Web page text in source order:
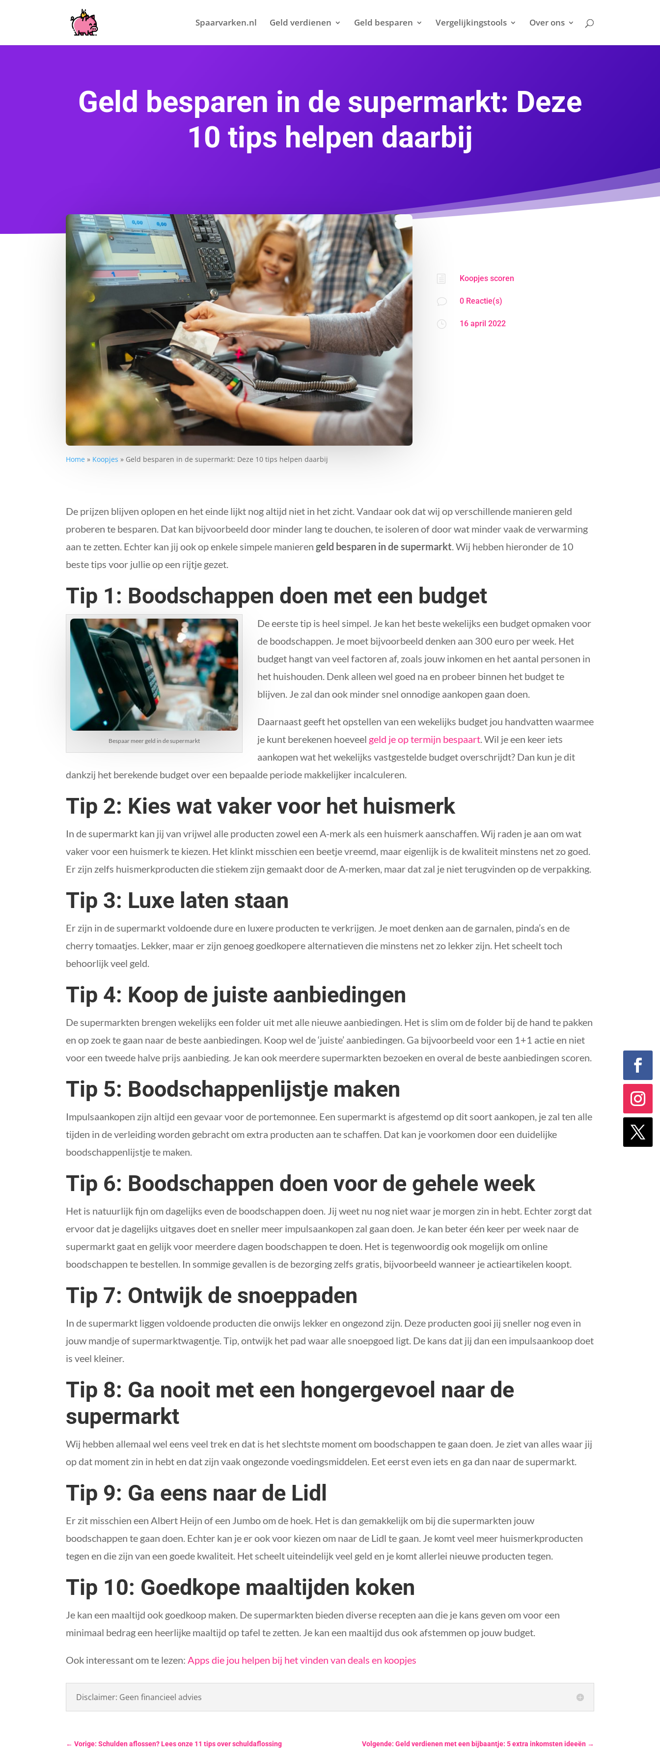
Spaarvarken.nl Geld verdienen Geld besparen Vergelijkingstools Over ons
Geld besparen in de supermarkt: Deze
10 tips helpen daarbij
Home » Koopjes » Geld besparen in de supermarkt: Deze 10 tips helpen daarbij
h Koopjes scoren
v 0 Reactie(s)
} 16 april 2022
De prijzen blijven oplopen en het einde lijkt nog altijd niet in het zicht. Vandaar ook dat wij op verschillende manieren geld
proberen te besparen. Dat kan bijvoorbeeld door minder lang te douchen, te isoleren of door wat minder vaak de verwarming
aan te zetten. Echter kan jij ook op enkele simpele manierengeld besparen in de supermarkt. Wij hebben hieronder de 10
beste tips voor jullie op een rijtje gezet.
Tip 1: Boodschappen doen met een budget
Bespaar meer geld in de supermarkt
De eerste tip is heel simpel. Je kan het beste wekelijks een budget opmaken voor
de boodschappen. Je moet bijvoorbeeld denken aan 300 euro per week. Het
budget hangt van veel factoren af, zoals jouw inkomen en het aantal personen in
het huishouden. Denk alleen wel goed na en probeer binnen het budget te
blijven. Je zal dan ook minder snel onnodige aankopen gaan doen.
Daarnaast geeft het opstellen van een wekelijks budget jou handvatten waarmee
je kunt berekenen hoeveel geld je op termijn bespaart. Wil je een keer iets
aankopen wat het wekelijks vastgestelde budget overschrijdt? Dan kun je dit
dankzij het berekende budget over een bepaalde periode makkelijker incalculeren.
Tip 2: Kies wat vaker voor het huismerk
In de supermarkt kan jij van vrijwel alle producten zowel een A-merk als een huismerk aanschaffen. Wij raden je aan om wat
vaker voor een huismerk te kiezen. Het klinkt misschien een beetje vreemd, maar eigenlijk is de kwaliteit minstens net zo goed.
Er zijn zelfs huismerkproducten die stiekem zijn gemaakt door de A-merken, maar dat zal je niet terugvinden op de verpakking.
Tip 3: Luxe laten staan
Er zijn in de supermarkt voldoende dure en luxere producten te verkrijgen. Je moet denken aan de garnalen, pinda’s en de
cherry tomaatjes. Lekker, maar er zijn genoeg goedkopere alternatieven die minstens net zo lekker zijn. Het scheelt toch
behoorlijk veel geld.
Tip 4: Koop de juiste aanbiedingen
De supermarkten brengen wekelijks een folder uit met alle nieuwe aanbiedingen. Het is slim om de folder bij de hand te pakken
en op zoek te gaan naar de beste aanbiedingen. Koop wel de ‘juiste’ aanbiedingen. Ga bijvoorbeeld voor een 1+1 actie en niet
voor een tweede halve prijs aanbieding. Je kan ook meerdere supermarkten bezoeken en overal de beste aanbiedingen scoren.
Tip 5: Boodschappenlijstje maken
Impulsaankopen zijn altijd een gevaar voor de portemonnee. Een supermarkt is afgestemd op dit soort aankopen, je zal ten alle
tijden in de verleiding worden gebracht om extra producten aan te schaffen. Dat kan je voorkomen door een duidelijke
boodschappenlijstje te maken.
Tip 6: Boodschappen doen voor de gehele week
Het is natuurlijk fijn om dagelijks even de boodschappen doen. Jij weet nu nog niet waar je morgen zin in hebt. Echter zorgt dat
ervoor dat je dagelijks uitgaves doet en sneller meer impulsaankopen zal gaan doen. Je kan beter één keer per week naar de
supermarkt gaat en gelijk voor meerdere dagen boodschappen te doen. Het is tegenwoordig ook mogelijk om online
boodschappen te bestellen. In sommige gevallen is de bezorging zelfs gratis, bijvoorbeeld wanneer je actieartikelen koopt.
Tip 7: Ontwijk de snoeppaden
In de supermarkt liggen voldoende producten die onwijs lekker en ongezond zijn. Deze producten gooi jij sneller nog even in
jouw mandje of supermarktwagentje. Tip, ontwijk het pad waar alle snoepgoed ligt. De kans dat jij dan een impulsaankoop doet
is veel kleiner.
Tip 8: Ga nooit met een hongergevoel naar de
supermarkt
Wij hebben allemaal wel eens veel trek en dat is het slechtste moment om boodschappen te gaan doen. Je ziet van alles waar jij
op dat moment zin in hebt en dat zijn vaak ongezonde voedingsmiddelen. Eet eerst even iets en ga dan naar de supermarkt.
Tip 9: Ga eens naar de Lidl
Er zit misschien een Albert Heijn of een Jumbo om de hoek. Het is dan gemakkelijk om bij die supermarkten jouw
boodschappen te gaan doen. Echter kan je er ook voor kiezen om naar de Lidl te gaan. Je komt veel meer huismerkproducten
tegen en die zijn van een goede kwaliteit. Het scheelt uiteindelijk veel geld en je komt allerlei nieuwe producten tegen.
Tip 10: Goedkope maaltijden koken
Je kan een maaltijd ook goedkoop maken. De supermarkten bieden diverse recepten aan die je kans geven om voor een
minimaal bedrag een heerlijke maaltijd op tafel te zetten. Je kan een maaltijd dus ook afstemmen op jouw budget.
Ook interessant om te lezen:Apps die jou helpen bij het vinden van deals en koopjes
Disclaimer: Geen financieel advies
←Vorige: Schulden aflossen? Lees onze 11 tips over schuldaflossing Volgende: Geld verdienen met een bijbaantje: 5 extra inkomsten ideeën→